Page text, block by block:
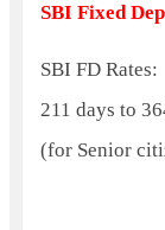
SBI Fixed
SBI FD Rates:
211 days to
(for Senior